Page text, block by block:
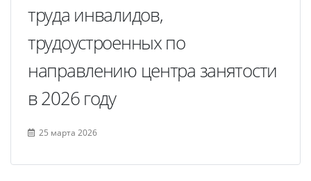
труда инвалидов,
трудоустроенных по
направлению центра занятости
в 2026 году
25 марта 2026